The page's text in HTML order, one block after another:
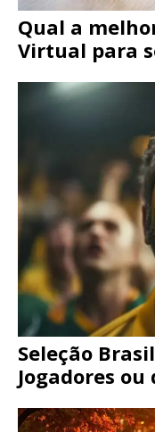
Qual a
Virtual para
Seleção
Jogadores ou